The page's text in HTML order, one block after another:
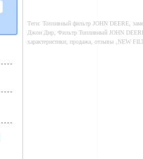
Теги: Топливный фильтр JOHN DEERE,
Джон Дир, Фильтр Топливный JOHN
характеристики, продажа, отзывы ,NEW